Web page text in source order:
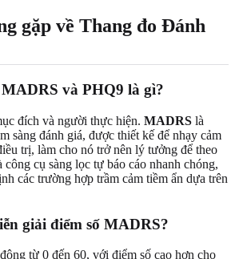
gặp về Thang đo Đánh
và PHQ9 là gì?
đích và người thực hiện. MADRS là
sàng đánh giá, được thiết kế để nhạy cảm
trị, làm cho nó trở nên lý tưởng để theo
cụ sàng lọc tự báo cáo nhanh chóng,
các trường hợp trầm cảm tiềm ẩn dựa trên
giải điểm số MADRS?
từ 0 đến 60, với điểm số cao hơn cho